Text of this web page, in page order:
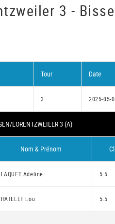
3 -
Tour Date
3 2025-05-
LORENTZWEILER 3 (A)
Nom & Prénom
Adeline 5.5
Lou 5.5